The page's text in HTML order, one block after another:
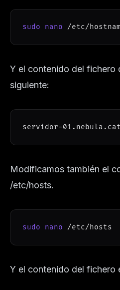
sudo nano /etc/
Y el contenido del fichero
siguiente:
servidor-01.nebula.cat
Modificamos también el
/etc/hosts.
sudo nano /etc/hosts
Y el contenido del fichero